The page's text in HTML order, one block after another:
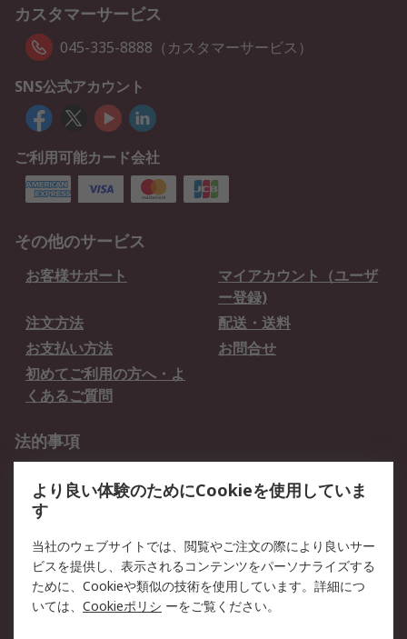
カスタマーサービス
045-335-8888（カスタマーサービス）
SNS公式アカウント
ご利用可能カード会社
その他のサービス
お客様サポート
マイアカウント（ユーザ
ー登録)
注文方法
配送・送料
お支払い方法
お問合せ
初めてご利用の方へ・よ
くあるご質問
法的事項
クッキーポリシー
RSについて
会社概要
採用情報
プレスリリース＆お知ら
コーポレートサイト
より良い体験のためにCookieを使用していま
す
当社のウェブサイトでは、閲覧やご注文の際により良いサー
ビスを提供し、表示されるコンテンツをパーソナライズする
ために、Cookieや類似の技術を使用しています。詳細につ
いては、 Cookieポリシ ーをご覧ください。